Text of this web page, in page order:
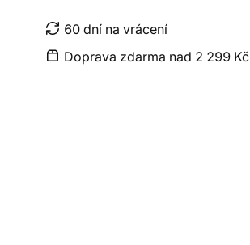
60 dní na vrácení
Doprava zdarma nad 2 299 Kč